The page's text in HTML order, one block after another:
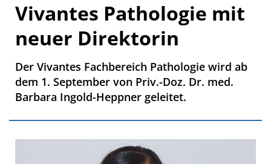
Vivantes Pathologie mit
neuer Direktorin
Der Vivantes Fachbereich Pathologie wird ab
dem 1. September von Priv.-Doz. Dr. med.
Barbara Ingold-Heppner geleitet.